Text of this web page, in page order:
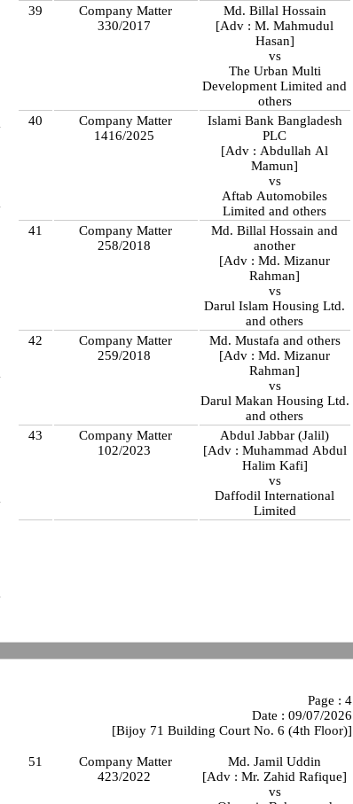
39
Company Matter
330/2017
Md. Billal Hossain
[Adv : M. Mahmudul
Hasan]
vs
The Urban Multi
Development Limited and
others
40
Company Matter
1416/2025
Islami Bank Bangladesh
PLC
[Adv : Abdullah Al
Mamun]
vs
Aftab Automobiles
Limited and others
41
Company Matter
258/2018
Md. Billal Hossain and
another
[Adv : Md. Mizanur
Rahman]
vs
Darul Islam Housing Ltd.
and others
42
Company Matter
259/2018
Md. Mustafa and others
[Adv : Md. Mizanur
Rahman]
vs
Darul Makan Housing Ltd.
and others
43
Company Matter
102/2023
Abdul Jabbar (Jalil)
[Adv : Muhammad Abdul
Halim Kafi]
vs
Daffodil International
Limited
Page : 4
Date : 09/07/2026
[Bijoy 71 Building Court No. 6 (4th Floor)]
51
Company Matter
423/2022
Md. Jamil Uddin
[Adv : Mr. Zahid Rafique]
vs